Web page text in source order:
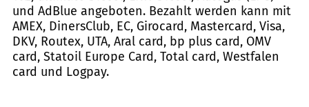
und AdBlue angeboten. Bezahlt werden kann mit
AMEX, DinersClub, EC, Girocard, Mastercard, Visa,
DKV, Routex, UTA, Aral card, bp plus card, OMV
card, Statoil Europe Card, Total card, Westfalen
card und Logpay.